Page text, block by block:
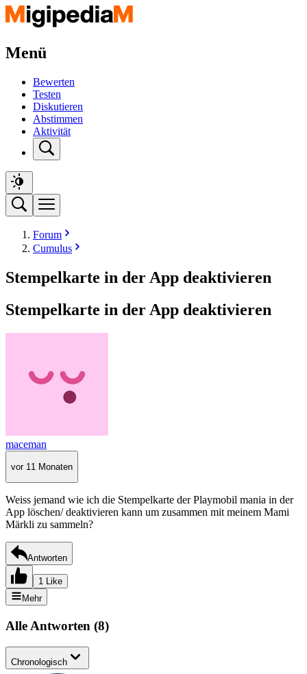
Menü
Bewerten
Testen
Diskutieren
Abstimmen
Aktivität
Forum
Cumulus
Stempelkarte in der App deaktivieren
Stempelkarte in der App deaktivieren
maceman
vor 11 Monaten
Weiss jemand wie ich die Stempelkarte der Playmobil mania in der
App löschen/ deaktivieren kann um zusammen mit meinem Mami
Märkli zu sammeln?
Antworten
1 Like
Mehr
Alle Antworten (8)
Chronologisch